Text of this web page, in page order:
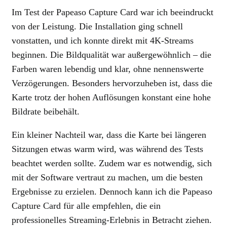
Im Test der Papeaso Capture Card war ich beeindruckt
von der Leistung. Die Installation ging schnell
vonstatten, und ich konnte direkt mit 4K-Streams
beginnen. Die Bildqualität war außergewöhnlich – die
Farben waren lebendig und klar, ohne nennenswerte
Verzögerungen. Besonders hervorzuheben ist, dass die
Karte trotz der hohen Auflösungen konstant eine hohe
Bildrate beibehält.
Ein kleiner Nachteil war, dass die Karte bei längeren
Sitzungen etwas warm wird, was während des Tests
beachtet werden sollte. Zudem war es notwendig, sich
mit der Software vertraut zu machen, um die besten
Ergebnisse zu erzielen. Dennoch kann ich die Papeaso
Capture Card für alle empfehlen, die ein
professionelles Streaming-Erlebnis in Betracht ziehen.